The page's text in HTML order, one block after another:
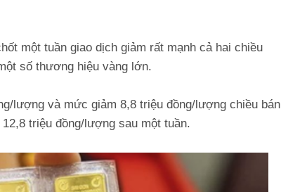
một tuần giao dịch giảm rất mạnh cả hai chiều
số thương hiệu vàng lớn.
lượng và mức giảm 8,8 triệu đồng/lượng chiều bán
triệu đồng/lượng sau một tuần.